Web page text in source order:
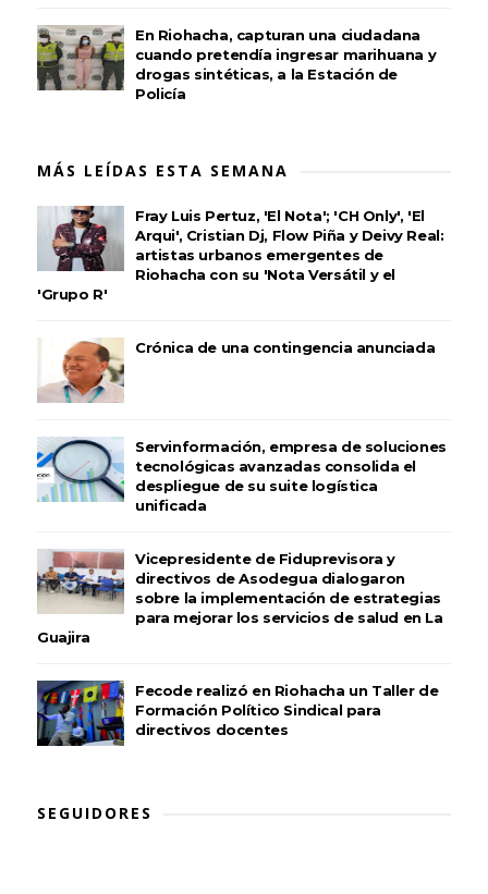
En Riohacha, capturan una ciudadana
cuando pretendía ingresar marihuana y
drogas sintéticas, a la Estación de
Policía
MÁS LEÍDAS ESTA SEMANA
Fray Luis Pertuz, 'El Nota'; 'CH Only', 'El
Arqui', Cristian Dj, Flow Piña y Deivy Real:
artistas urbanos emergentes de
Riohacha con su 'Nota Versátil y el
'Grupo R'
Crónica de una contingencia anunciada
Servinformación, empresa de soluciones
tecnológicas avanzadas consolida el
despliegue de su suite logística
unificada
Vicepresidente de Fiduprevisora y
directivos de Asodegua dialogaron
sobre la implementación de estrategias
para mejorar los servicios de salud en La
Guajira
Fecode realizó en Riohacha un Taller de
Formación Político Sindical para
directivos docentes
SEGUIDORES